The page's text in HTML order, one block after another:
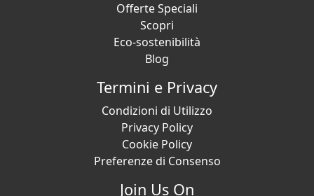
Offerte Speciali
Scopri
Eco-sostenibilità
Blog
Termini e Privacy
Condizioni di Utilizzo
Privacy Policy
Cookie Policy
Preferenze di Consenso
Join Us On